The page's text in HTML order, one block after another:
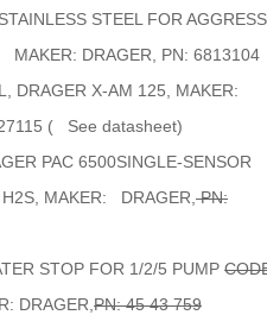
STEEL FOR
MAKER: DRAGER, PN: 6813104
DRAGER X-AM 125, MAKER:
( See datasheet)
PAC 6500SINGLE-SENSOR
MAKER: DRAGER,PN:
STOP FOR 1/2/5 PUMP
DRAGER,PN: 45 43 759